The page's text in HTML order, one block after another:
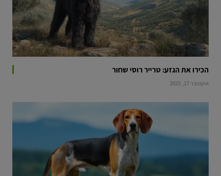
הכירו את הגזע: טרייר רוסי שחור
אוקטובר 17, 2025